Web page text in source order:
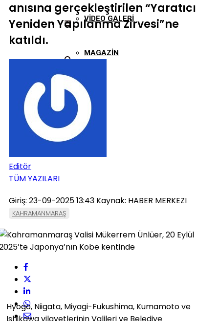
VİDEO GALERİ
MAGAZİN
anısına gerçekleştirilen “Yaratıcı
Yeniden Yapılanma Zirvesi”ne
katıldı.
Editör
TÜM YAZILARI
Giriş: 23-09-2025 13:43 Kaynak: HABER MERKEZI
KAHRAMANMARAŞ
Hyogo, Niigata, Miyagi-Fukushima, Kumamoto ve